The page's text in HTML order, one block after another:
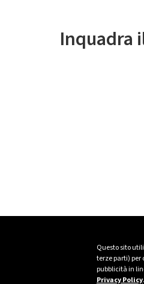
Questo sito
terze parti) per
pubblicità in
Privacy Policy.
Inquadra